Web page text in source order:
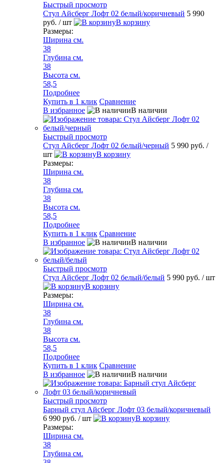
Быстрый просмотр
Стул Айсберг Лофт 02 белый/коричневый 5 990
руб. / шт
В корзину
Размеры:
Ширина см.
38
Глубина см.
38
Высота см.
58,5
Подробнее
Купить в 1 клик Сравнение
В избранное
В наличии
Быстрый просмотр
Стул Айсберг Лофт 02 белый/черный 5 990 руб. /
шт
В корзину
Размеры:
Ширина см.
38
Глубина см.
38
Высота см.
58,5
Подробнее
Купить в 1 клик Сравнение
В избранное
В наличии
Быстрый просмотр
Стул Айсберг Лофт 02 белый/белый 5 990 руб. / шт
В корзину
Размеры:
Ширина см.
38
Глубина см.
38
Высота см.
58,5
Подробнее
Купить в 1 клик Сравнение
В избранное
В наличии
Быстрый просмотр
Барный стул Айсберг Лофт 03 белый/коричневый
6 990 руб. / шт
В корзину
Размеры:
Ширина см.
38
Глубина см.